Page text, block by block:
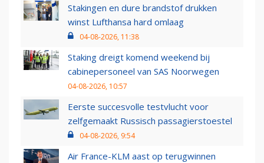
Stakingen en dure brandstof drukken
winst Lufthansa hard omlaag
04-08-2026, 11:38
Staking dreigt komend weekend bij
cabinepersoneel van SAS Noorwegen
04-08-2026, 10:57
Eerste succesvolle testvlucht voor
zelfgemaakt Russisch passagierstoestel
04-08-2026, 9:54
Air France-KLM aast op terugwinnen